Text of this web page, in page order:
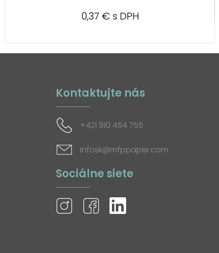
0,37 € s DPH
Kontaktujte nás
+421 910 454 755
infosk@mfppaper.com
Sociálne siete